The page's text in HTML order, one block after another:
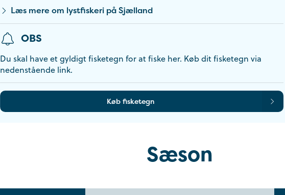
Læs mere om lystfiskeri på Sjælland
OBS
Du skal have et gyldigt fisketegn for at fiske her. Køb dit fisketegn via
nedenstående link.
Køb fisketegn
Sæson